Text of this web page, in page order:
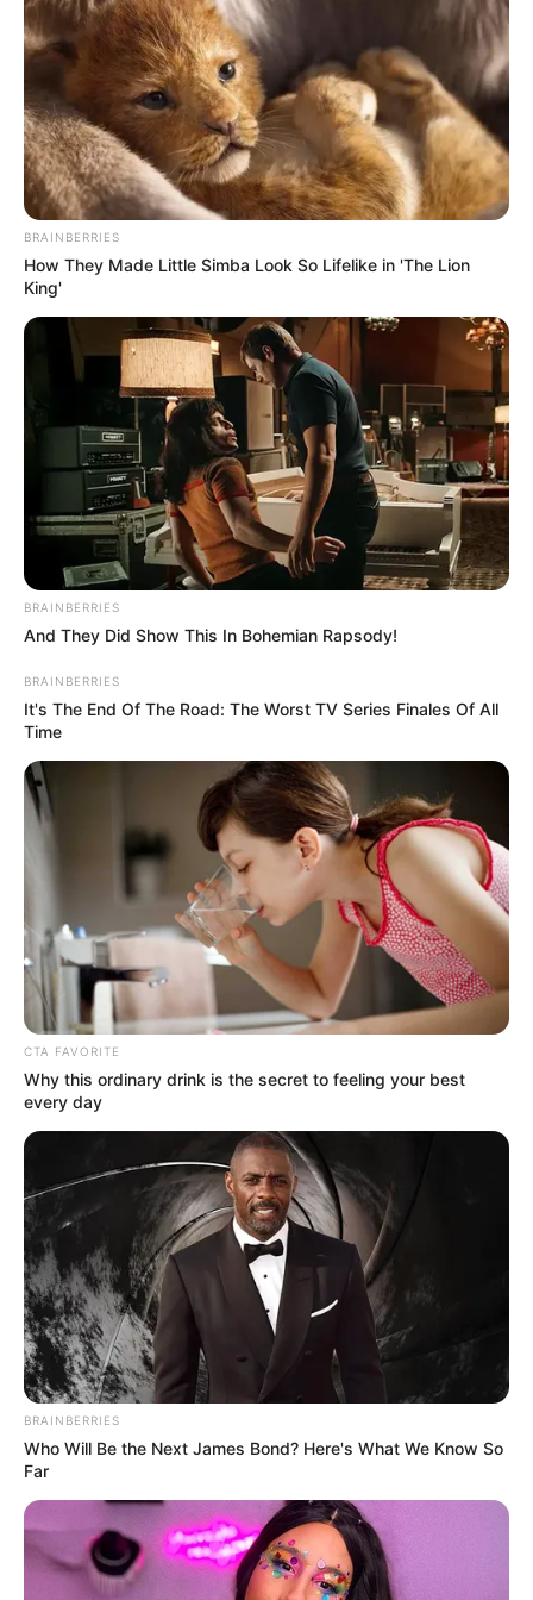
EMAIL ΑΚΟΛΟΥΘΉΣΤΕ
ΣΠΑΜΕ ΤΟ ΜΑΤΡΙΞ – ΤΟ ΒΙΒΛΙΟ
BRAINBERRIES
How They Made Little Simba Look So Lifelike in 'The Lion
King'
BRAINBERRIES
And They Did Show This In Bohemian Rapsody!
BRAINBERRIES
It's The End Of The Road: The Worst TV Series Finales Of All
Time
CTA FAVORITE
Why this ordinary drink is the secret to feeling your best
every day
BRAINBERRIES
Who Will Be the Next James Bond? Here's What We Know So
Far